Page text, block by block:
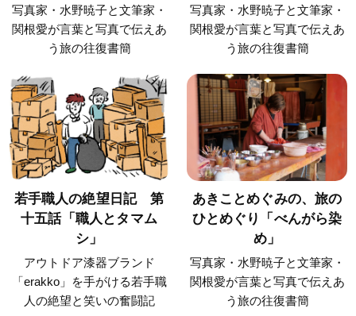
写真家・水野暁子と文筆家・
関根愛が言葉と写真で伝えあ
う旅の往復書簡
写真家・水野暁子と文筆家・
関根愛が言葉と写真で伝えあ
う旅の往復書簡
若手職人の絶望日記 第
十五話「職人とタマム
シ」
アウトドア漆器ブランド
「erakko」を手がける若手職
人の絶望と笑いの奮闘記
あきことめぐみの、旅の
ひとめぐり「べんがら染
め」
写真家・水野暁子と文筆家・
関根愛が言葉と写真で伝えあ
う旅の往復書簡